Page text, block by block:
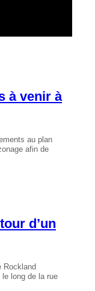
à venir à
au plan
afin de
d’un
Rockland
le long de la rue